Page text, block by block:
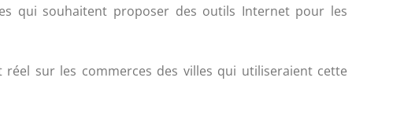
qui souhaitent proposer des outils Internet pour les
réel sur les commerces des villes qui utiliseraient cette